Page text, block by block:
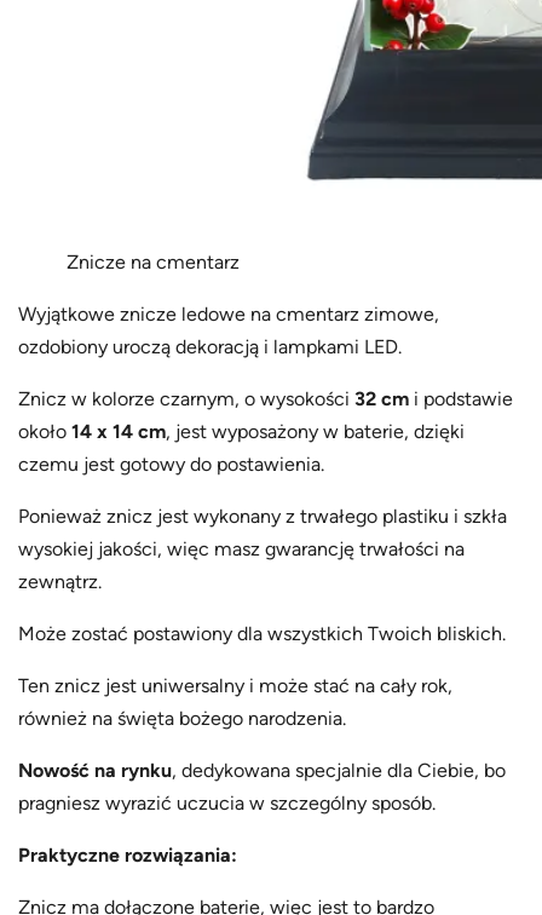
Znicze na cmentarz
Wyjątkowe znicze ledowe na cmentarz zimowe,
ozdobiony uroczą dekoracją i lampkami LED.
Znicz w kolorze czarnym, o wysokości 32 cm i podstawie
około14 x 14 cm, jest wyposażony w baterie, dzięki
czemu jest gotowy do postawienia.
Ponieważ znicz jest wykonany z trwałego plastiku i szkła
wysokiej jakości, więc masz gwarancję trwałości na
zewnątrz.
Może zostać postawiony dla wszystkich Twoich bliskich.
Ten znicz jest uniwersalny i może stać na cały rok,
również na święta bożego narodzenia.
Nowość na rynku, dedykowana specjalnie dla Ciebie, bo
pragniesz wyrazić uczucia w szczególny sposób.
Praktyczne rozwiązania:
Znicz ma dołączone baterie, więc jest to bardzo